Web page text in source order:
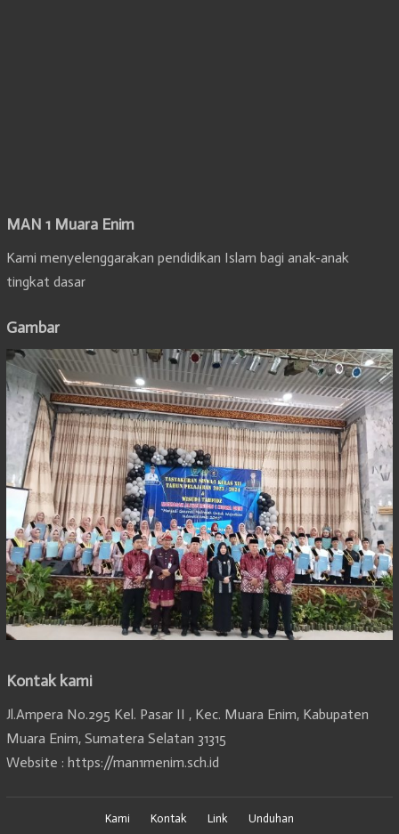
MAN 1 Muara Enim
Kami menyelenggarakan pendidikan Islam bagi anak-anak
tingkat dasar
Gambar
Kontak kami
Jl.Ampera No.295 Kel. Pasar II , Kec. Muara Enim, Kabupaten
Muara Enim, Sumatera Selatan 31315
Website : https://man1menim.sch.id
Kami Kontak Link Unduhan